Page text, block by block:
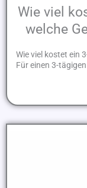
Wie viel
welche
Wie viel kostet ein
Für einen 3-